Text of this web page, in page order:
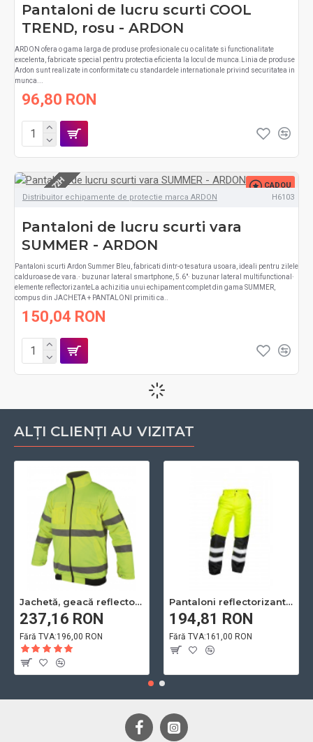
Pantaloni de lucru scurti COOL
TREND, rosu - ARDON
ARDON ofera o gama larga de produse profesionale cu o calitate si functionalitate
excelenta, fabricate special pentru protectia eficienta la locul de munca.Linia de produse
Ardon sunt realizate in conformitate cu standardele internationale privind securitatea in
munca...
96,80 RON
LIVRARE 48-72H
CADOU
Distribuitor echipamente de protectie marca ARDON
H6103
Pantaloni de lucru scurti vara
SUMMER - ARDON
Pantaloni scurti Ardon Summer Bleu, fabricati dintr-o tesatura usoara, ideali pentru zilele
calduroase de vara.∙ buzunar lateral smartphone, 5.6"∙ buzunar lateral multifunctional∙
elemente reflectorizanteLa achizitia unui echipament complet din gama SUMMER,
compus din JACHETA + PANTALONI primiti ca..
150,04 RON
ALȚI CLIENȚI AU VIZITAT
Jachetă, geacă reflectorizanta de iarnă, 2 în 1 cu mâneci detașabile
237,16 RON
Fără TVA:196,00 RON
Pantaloni reflectorizanti de lucru HOWARD galben / portocaliu
194,81 RON
Fără TVA:161,00 RON